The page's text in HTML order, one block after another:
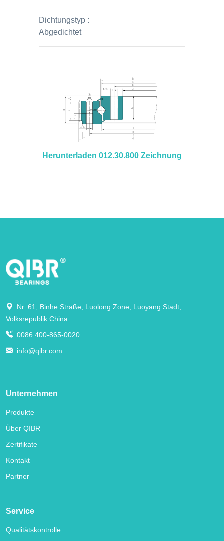
Dichtungstyp :
Abgedichtet
Herunterladen 012.30.800 Zeichnung
Nr. 61, Binhe Straße, Luolong Zone, Luoyang Stadt,
Volksrepublik China
0086 400-865-0020
info@qibr.com
Unternehmen
Produkte
Über QIBR
Zertifikate
Kontakt
Partner
Service
Qualitätskontrolle